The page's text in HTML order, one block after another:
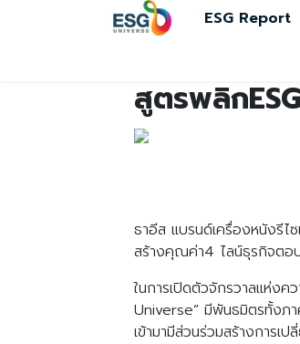
ESG Report
สูตรพลิก
ธาอีส แบรนด์เครื่องหนังรีไ
สร้างคุณค่า4 ไลน์ธุรกิจตอ
ในการเปิดตัวจักรวาลแห่ง
Universe” มีพันธมิตรทั้งภา
เข้ามามีส่วนร่วมสร้างการ